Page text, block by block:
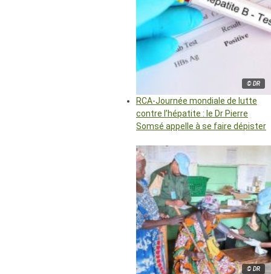
© DR
RCA-Journée mondiale de lutte
contre l’hépatite : le Dr Pierre
Somsé appelle à se faire dépister
© DR